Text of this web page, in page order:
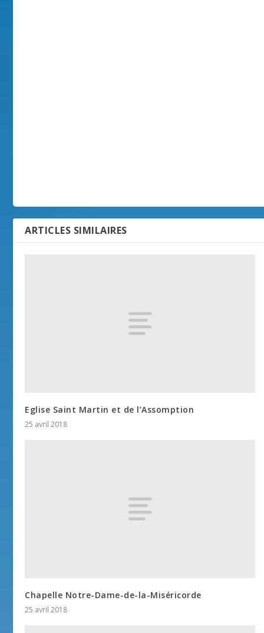
ARTICLES SIMILAIRES
Eglise Saint Martin et de l’Assomption
25 avril 2018
Chapelle Notre-Dame-de-la-Miséricorde
25 avril 2018